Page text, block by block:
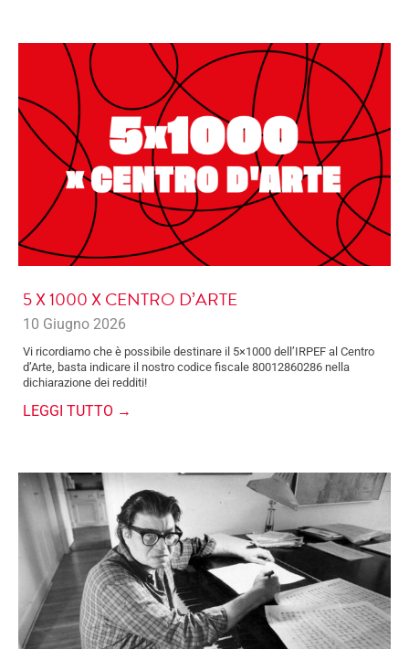
5 X 1000 X CENTRO D’ARTE
10 Giugno 2026
Vi ricordiamo che è possibile destinare il 5×1000 dell’IRPEF al Centro
d’Arte, basta indicare il nostro codice fiscale 80012860286 nella
dichiarazione dei redditi!
LEGGI TUTTO →